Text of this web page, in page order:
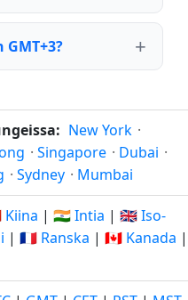
New York ·
· Singapore · Dubai ·
· Sydney · Mumbai
Kiina | 🇮🇳 Intia | 🇬🇧 Iso-
| 🇫🇷 Ranska | 🇨🇦 Kanada |